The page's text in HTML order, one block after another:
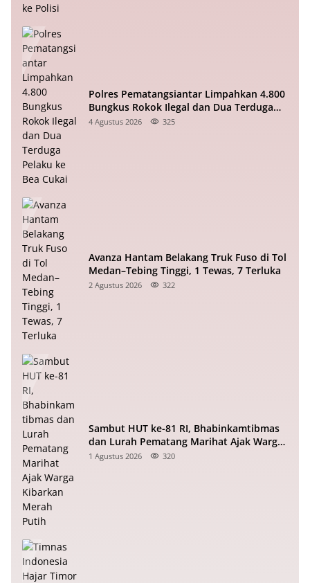
Polres Pematangsiantar Limpahkan 4.800
Bungkus Rokok Ilegal dan Dua Terduga
Pelaku ke Bea Cukai
4 Agustus 2026 325
Avanza Hantam Belakang Truk Fuso di Tol
Medan–Tebing Tinggi, 1 Tewas, 7 Terluka
2 Agustus 2026 322
Sambut HUT ke-81 RI, Bhabinkamtibmas
dan Lurah Pematang Marihat Ajak Warga
Kibarkan Merah Putih
1 Agustus 2026 320